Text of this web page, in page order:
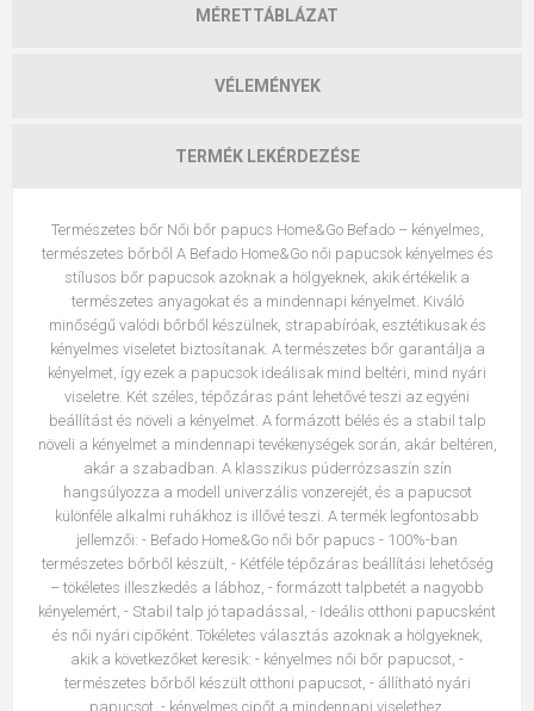
MÉRETTÁBLÁZAT
VÉLEMÉNYEK
TERMÉK LEKÉRDEZÉSE
Természetes bőr Női bőr papucs Home&Go Befado – kényelmes,
természetes bőrből A Befado Home&Go női papucsok kényelmes és
stílusos bőr papucsok azoknak a hölgyeknek, akik értékelik a
természetes anyagokat és a mindennapi kényelmet. Kiváló
minőségű valódi bőrből készülnek, strapabíróak, esztétikusak és
kényelmes viseletet biztosítanak. A természetes bőr garantálja a
kényelmet, így ezek a papucsok ideálisak mind beltéri, mind nyári
viseletre. Két széles, tépőzáras pánt lehetővé teszi az egyéni
beállítást és növeli a kényelmet. A formázott bélés és a stabil talp
növeli a kényelmet a mindennapi tevékenységek során, akár beltéren,
akár a szabadban. A klasszikus púderrózsaszín szín
hangsúlyozza a modell univerzális vonzerejét, és a papucsot
különféle alkalmi ruhákhoz is illővé teszi. A termék legfontosabb
jellemzői: - Befado Home&Go női bőr papucs - 100%-ban
természetes bőrből készült, - Kétféle tépőzáras beállítási lehetőség
– tökéletes illeszkedés a lábhoz, - formázott talpbetét a nagyobb
kényelemért, - Stabil talp jó tapadással, - Ideális otthoni papucsként
és női nyári cipőként. Tökéletes választás azoknak a hölgyeknek,
akik a következőket keresik: - kényelmes női bőr papucsot, -
természetes bőrből készült otthoni papucsot, - állítható nyári
papucsot, - kényelmes cipőt a mindennapi viselethez.